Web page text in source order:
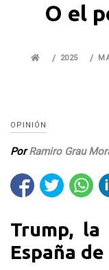
O el
2025
OPINIÓN
PorRamiro Grau
Trump,
España